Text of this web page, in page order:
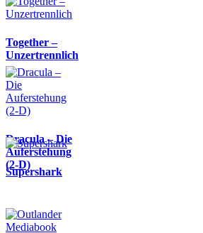
Together –
Unzertrennlich
Dracula – Die
Auferstehung
(2-D)
Supershark